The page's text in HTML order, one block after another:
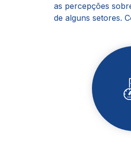
as percepções
de alguns setores.